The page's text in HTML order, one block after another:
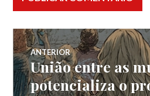
Navegação
de
ANTERIOR
Post
anterior:
União entre as
potencializa o